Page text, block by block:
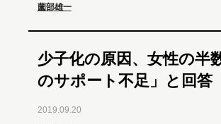
薗部雄一
少子化の原因、女性の半
のサポート不足」と回答
2019.09.20